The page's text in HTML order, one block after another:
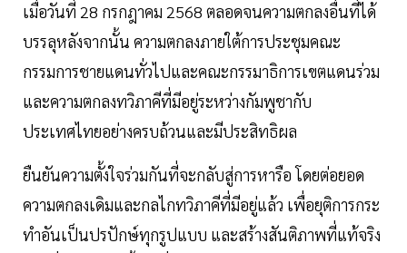
เมื่อวันที่ 28 กรกฎาคม 2568 ตลอดจนความตกลงอื่นที่ได้
บรรลุหลังจากนั้น ความตกลงภายใต้การประชุมคณะ
กรรมการชายแดนทั่วไปและคณะกรรมาธิการเขตแดนร่วม
และความตกลงทวิภาคีที่มีอยู่ระหว่างกัมพูชากับ
ประเทศไทยอย่างครบถ้วนและมีประสิทธิผล
ยืนยันความตั้งใจร่วมกันที่จะกลับสู่การหารือ โดยต่อยอด
ความตกลงเดิมและกลไกทวิภาคีที่มีอยู่แล้ว เพื่อยุติการกระ
ทำอันเป็นปรปักษ์ทุกรูปแบบ และสร้างสันติภาพที่แท้จริง